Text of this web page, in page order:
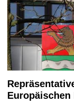
Europäischen